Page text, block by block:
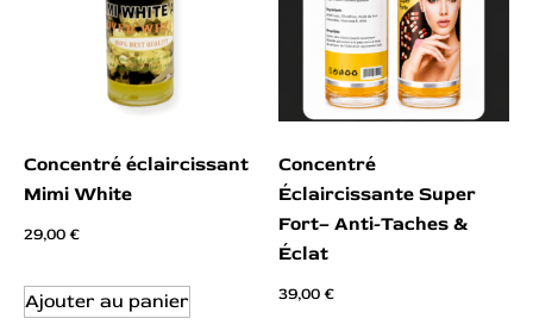
Concentré éclaircissant
Mimi White
29,00€
Ajouter au panier
Concentré
Éclaircissante Super
Fort– Anti-Taches &
Éclat
39,00€